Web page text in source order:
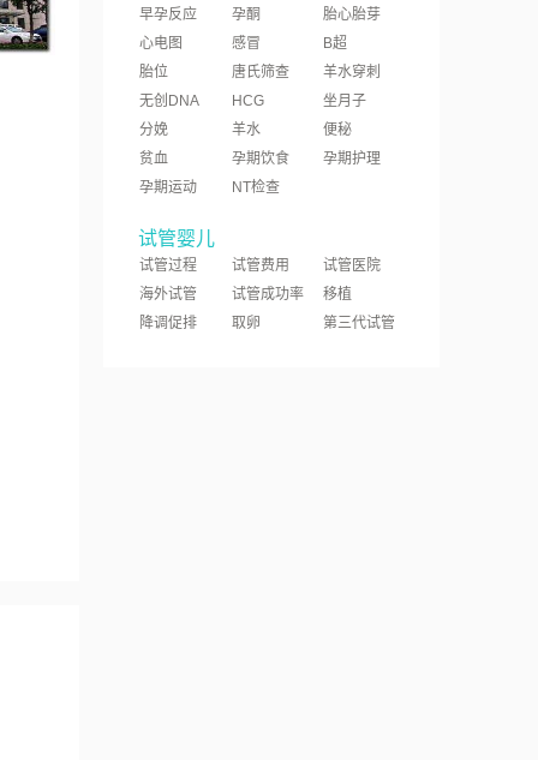
早孕反应 孕酮
胎心胎芽
心电图
感冒
B超
胎位
唐氏筛查
羊水穿刺
无创DNA
HCG
坐月子
分娩
羊水
便秘
贫血
孕期饮食
孕期护理
孕期运动
NT检查
试管婴儿
试管过程 试管费用
试管医院
海外试管
试管成功率
移植
降调促排
取卵 第三代试管